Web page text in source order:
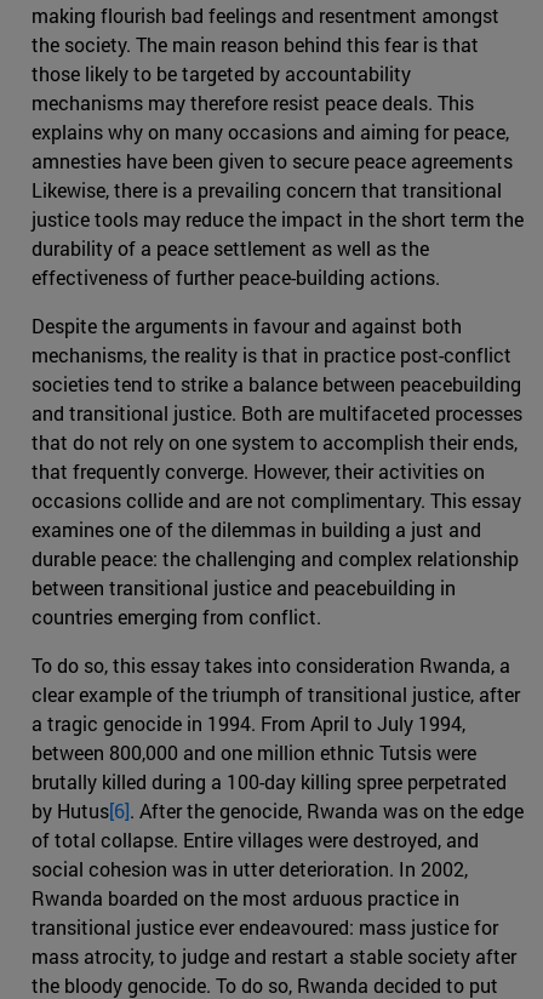
making flourish bad feelings and resentment amongst
the society. The main reason behind this fear is that
those likely to be targeted by accountability
mechanisms may therefore resist peace deals. This
explains why on many occasions and aiming for peace,
amnesties have been given to secure peace agreements
Likewise, there is a prevailing concern that transitional
justice tools may reduce the impact in the short term the
durability of a peace settlement as well as the
effectiveness of further peace-building actions.
Despite the arguments in favour and against both
mechanisms, the reality is that in practice post-conflict
societies tend to strike a balance between peacebuilding
and transitional justice. Both are multifaceted processes
that do not rely on one system to accomplish their ends,
that frequently converge. However, their activities on
occasions collide and are not complimentary. This essay
examines one of the dilemmas in building a just and
durable peace: the challenging and complex relationship
between transitional justice and peacebuilding in
countries emerging from conflict.
To do so, this essay takes into consideration Rwanda, a
clear example of the triumph of transitional justice, after
a tragic genocide in 1994. From April to July 1994,
between 800,000 and one million ethnic Tutsis were
brutally killed during a 100-day killing spree perpetrated
by Hutus[6]. After the genocide, Rwanda was on the edge
of total collapse. Entire villages were destroyed, and
social cohesion was in utter deterioration. In 2002,
Rwanda boarded on the most arduous practice in
transitional justice ever endeavoured: mass justice for
mass atrocity, to judge and restart a stable society after
the bloody genocide. To do so, Rwanda decided to put